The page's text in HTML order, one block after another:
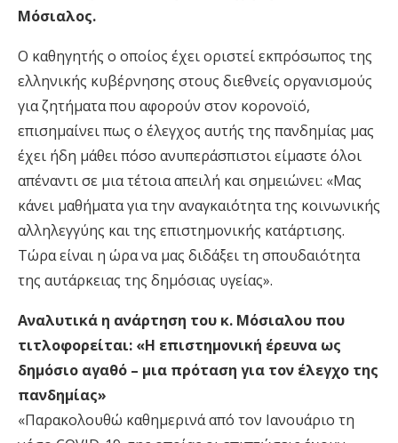
Μόσιαλος.
Ο καθηγητής ο οποίος έχει οριστεί εκπρόσωπος της
ελληνικής κυβέρνησης στους διεθνείς οργανισμούς
για ζητήματα που αφορούν στον κορονοϊό,
επισημαίνει πως ο έλεγχος αυτής της πανδημίας μας
έχει ήδη μάθει πόσο ανυπεράσπιστοι είμαστε όλοι
απέναντι σε μια τέτοια απειλή και σημειώνει: «Μας
κάνει μαθήματα για την αναγκαιότητα της κοινωνικής
αλληλεγγύης και της επιστημονικής κατάρτισης.
Τώρα είναι η ώρα να μας διδάξει τη σπουδαιότητα
της αυτάρκειας της δημόσιας υγείας».
Αναλυτικά η ανάρτηση του κ. Μόσιαλου που
τιτλοφορείται: «Η επιστημονική έρευνα ως
δημόσιο αγαθό – μια πρόταση για τον έλεγχο της
πανδημίας»
«Παρακολουθώ καθημερινά από τον Ιανουάριο τη